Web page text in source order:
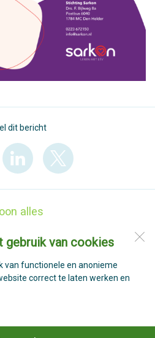
gebruik van cookies
van functionele en anonieme
correct te laten werken en
dit bericht
alles
110
Breezand